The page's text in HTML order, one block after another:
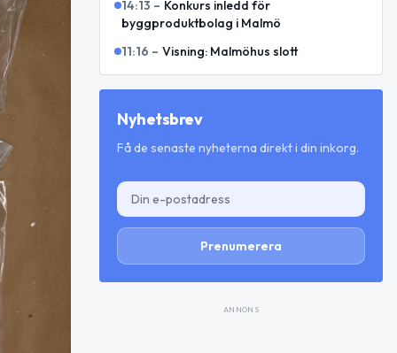
14:13 – Konkurs inledd för
byggproduktbolag i Malmö
11:16 – Visning: Malmöhus slott
Nyhetsbrev
Få de senaste nyheterna direkt i din inkorg.
Prenumerera
ANNONS